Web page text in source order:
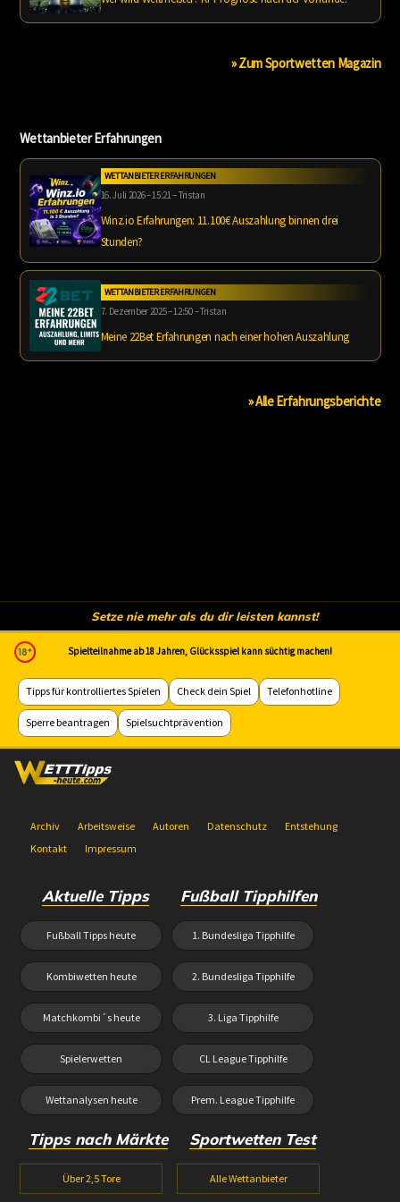
» Zum Sportwetten Magazin
Wettanbieter Erfahrungen
WETTANBIETER ERFAHRUNGEN
16. Juli 2026 – 15:21 – Tristan
Winz.io Erfahrungen: 11.100€ Auszahlung binnen drei
Stunden?
WETTANBIETER ERFAHRUNGEN
7. Dezember 2025 – 12:50 – Tristan
Meine 22Bet Erfahrungen nach einer hohen Auszahlung
» Alle Erfahrungsberichte
Setze nie mehr als du dir leisten kannst!
Spielteilnahme ab 18 Jahren, Glücksspiel kann süchtig machen!
Tipps für kontrolliertes Spielen Check dein Spiel Telefonhotline
Sperre beantragen Spielsuchtprävention
Archiv Arbeitsweise Autoren Datenschutz
Entstehung
Kontakt
Impressum
Aktuelle Tipps
Fußball Tipps heute
Kombiwetten heute
Matchkombi´s heute
Spielerwetten
Wettanalysen heute
Fußball Tipphilfen
1. Bundesliga Tipphilfe
2. Bundesliga Tipphilfe
3. Liga Tipphilfe
CL League Tipphilfe
Prem. League Tipphilfe
Tipps nach Märkte
Über 2,5 Tore
Sportwetten Test
Alle Wettanbieter